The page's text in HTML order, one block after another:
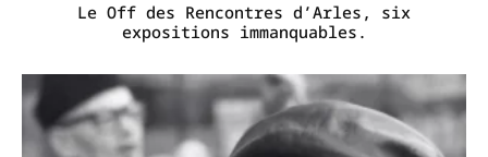
Le Off des Rencontres d’Arles, six
expositions immanquables.